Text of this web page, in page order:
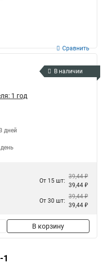
Сравнить
В наличии
1 год
дней
От 15 шт:
39,44 ₽
39,44 ₽
От 30 шт:
39,44 ₽
39,44 ₽
В корзину
1